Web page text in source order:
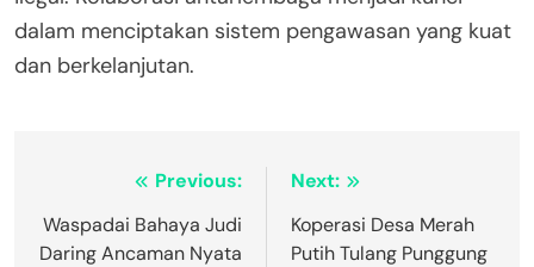
dalam menciptakan sistem pengawasan yang kuat
dan berkelanjutan.
navigation
Previous:
Waspadai Bahaya Judi
Daring Ancaman Nyata
Next:
Koperasi Desa Merah
Putih Tulang Punggung